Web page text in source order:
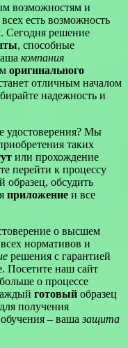
возможностям и
есть возможность
Сегодня решение
, способные
компания
оригинального
отличным началом
надежность и
удостоверения? Мы
таких
или прохождение
перейти к процессу
образец, обсудить
приложение и все
о высшем
нормативов и
решения с гарантией
Посетите наш сайт
о процессе
готовый образец
получения
– ваша защита